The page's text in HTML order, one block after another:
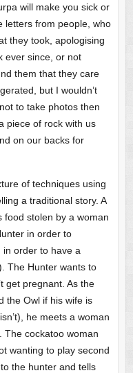
will make you sick or
letters from people, who
they took, apologising
ever since, or not
them that they care
but I wouldn’t
to take photos then
piece of rock with us
on our backs for
of techniques using
a traditional story. A
food stolen by a woman
in order to
order to have a
The Hunter wants to
get pregnant. As the
the Owl if his wife is
he meets a woman
The cockatoo woman
wanting to play second
the hunter and tells